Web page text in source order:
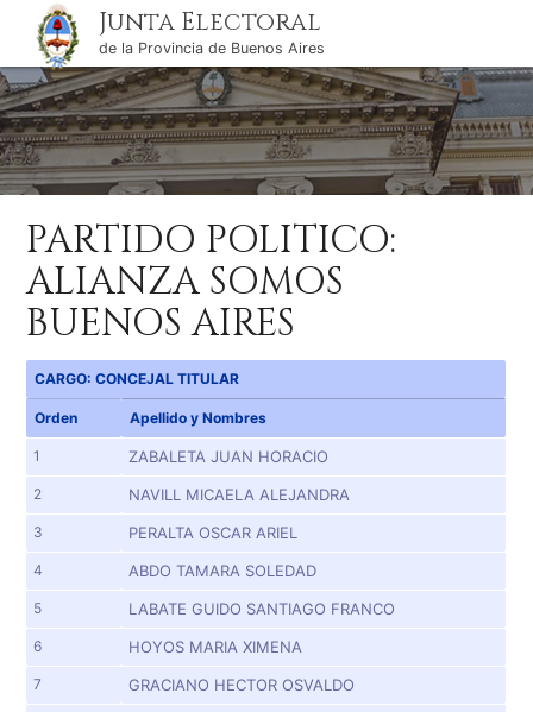
Junta Electoral
de la Provincia de Buenos Aires
PARTIDO POLITICO:
ALIANZA SOMOS
BUENOS AIRES
CARGO: CONCEJAL TITULAR
Orden Apellido y Nombres
1 ZABALETA JUAN HORACIO
2 NAVILL MICAELA ALEJANDRA
3 PERALTA OSCAR ARIEL
4 ABDO TAMARA SOLEDAD
5 LABATE GUIDO SANTIAGO FRANCO
6 HOYOS MARIA XIMENA
7 GRACIANO HECTOR OSVALDO